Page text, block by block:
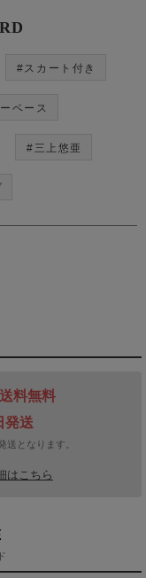
#スカート付き
ベース
#三上悠亜
料無料
発送
となります。
はこちら